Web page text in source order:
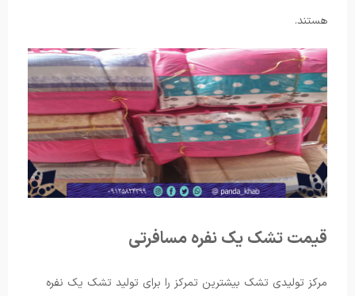
هستند.
قیمت تشک یک نفره مسافرتی
مرکز تولیدی تشک بیشترین تمرکز را برای تولید تشک یک نفره